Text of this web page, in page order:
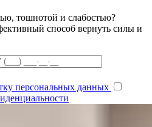
тошнотой и слабостью?
способ вернуть силы и
персональных данных